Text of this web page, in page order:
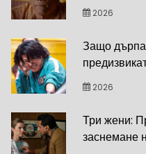
2026
Защо
2026
Три жени:
заснемане